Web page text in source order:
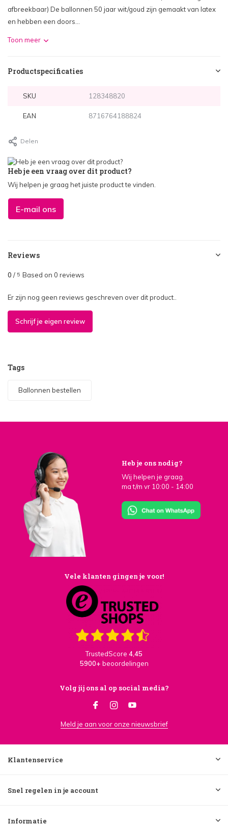
afbreekbaar) De ballonnen 50 jaar wit/goud zijn gemaakt van latex
en hebben een doors...
Toon meer
Productspecificaties
SKU 128348820
EAN 8716764188824
Delen
Heb je een vraag over dit product?
Wij helpen je graag het juiste product te vinden.
E-mail ons
Reviews
0 / 5 Based on 0 reviews
Er zijn nog geen reviews geschreven over dit product..
Schrijf je eigen review
Tags
Ballonnen bestellen
Heb je ons nodig?
Wij helpen je graag.
ma t/m vr 10:00 - 14:00
Vele klanten gingen je voor!
TrustedScore 4,45
5900+ beoordelingen
Volg jij ons al op social media?
Meld je aan voor onze nieuwsbrief
Klantenservice
Snel regelen in je account
Informatie